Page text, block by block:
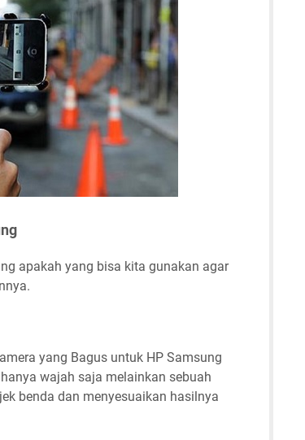
apakah yang bisa kita gunakan agar
yang Bagus untuk HP Samsung
wajah saja melainkan sebuah
benda dan menyesuaikan hasilnya